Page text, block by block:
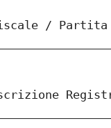
/ Partita